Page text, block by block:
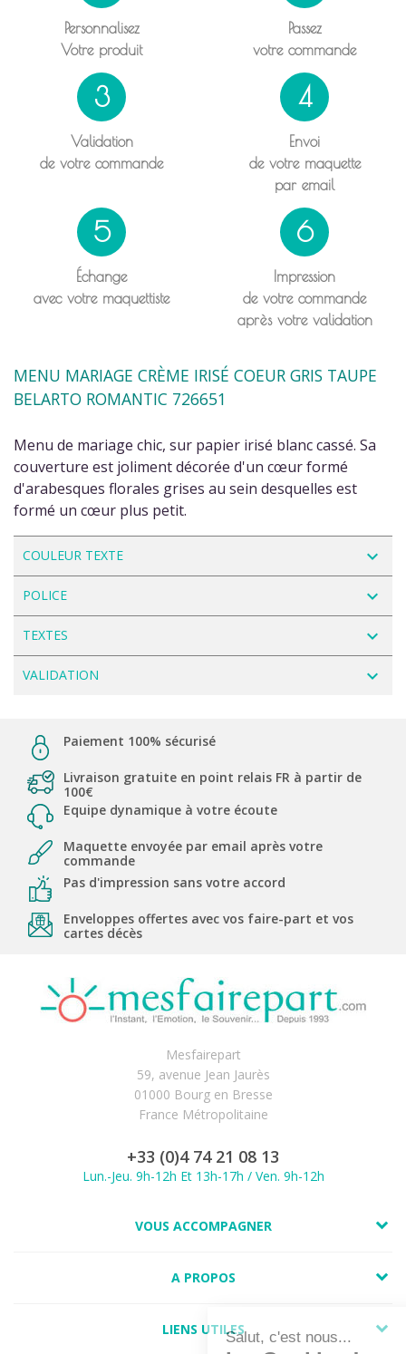
Personnalisez
Votre produit
Passez
votre commande
3
Validation
de votre commande
4
Envoi
de votre maquette
par email
5
Échange
avec votre maquettiste
6
Impression
de votre commande
après votre validation
MENU MARIAGE CRÈME IRISÉ COEUR GRIS TAUPE
BELARTO ROMANTIC 726651
Menu de mariage chic, sur papier irisé blanc cassé. Sa
couverture est joliment décorée d'un cœur formé
d'arabesques florales grises au sein desquelles est
formé un cœur plus petit.
COULEUR TEXTE navigate_next
POLICE navigate_next
TEXTES navigate_next
VALIDATION navigate_next
Paiement 100% sécurisé
Livraison gratuite en point relais FR à partir de
100€
Equipe dynamique à votre écoute
Maquette envoyée par email après votre
commande
Pas d'impression sans votre accord
Enveloppes offertes avec vos faire-part et vos
cartes décès
Mesfairepart
59, avenue Jean Jaurès
01000 Bourg en Bresse
France Métropolitaine
+33 (0)4 74 21 08 13
Lun.-Jeu. 9h-12h Et 13h-17h / Ven. 9h-12h
VOUS ACCOMPAGNER
A PROPOS
LIENS UTILES